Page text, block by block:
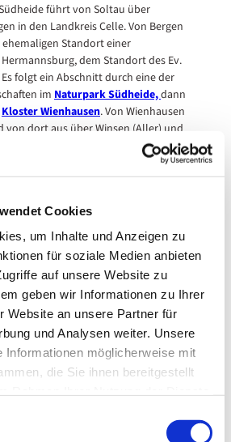
Cookies
um Inhalte und Anzeigen zu
für soziale Medien anbieten
auf unsere Website zu
geben wir Informationen zu Ihrer
Website an unsere Partner für
und Analysen weiter. Unsere
Informationen möglicherweise mit
die Sie ihnen bereitgestellt
führt von Soltau über
in den Landkreis Celle. Von Bergen
Standort einer
dem Standort des Ev.
folgt ein Abschnitt durch eine der
im Naturpark Südheide,dann
Kloster Wienhausen. Von Wienhausen
von dort aus über Winsen (Aller) und
heraus über Lindwedel und
Mariensee.
und Pilgerherbergen laden
Über das Ludwig-Harms-Haus in
auch geführte Pilgertouren angeboten
Haus, Harmsstraße 2, 29320
5052 69270).
Tourismus